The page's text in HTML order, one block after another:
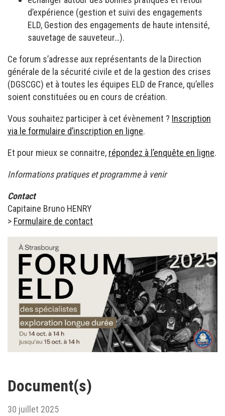
d’expérience (gestion et suivi des engagements
ELD, Gestion des engagements de haute intensité,
sauvetage de sauveteur…).
Ce forum s’adresse aux représentants de la Direction
générale de la sécurité civile et de la gestion des crises
(DGSCGC) et à toutes les équipes ELD de France, qu’elles
soient constituées ou en cours de création.
Vous souhaitez participer à cet évènement ? Inscription
via le formulaire d’inscription en ligne.
Et pour mieux se connaitre, répondez à l’enquête en ligne.
Informations pratiques et programme à venir
Contact
Capitaine Bruno HENRY
> Formulaire de contact
Document(s)
30 juillet 2025